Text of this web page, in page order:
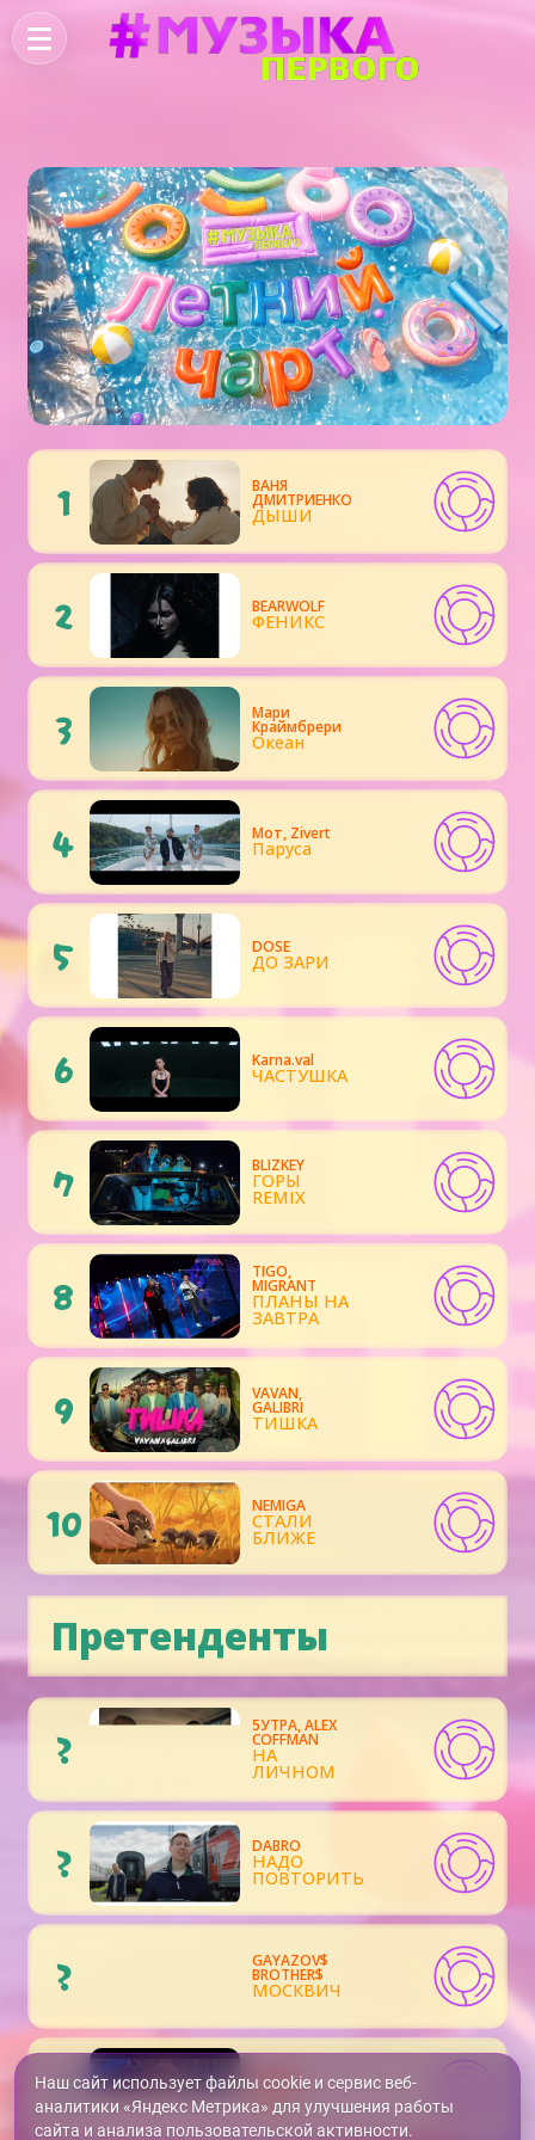
1 ВАНЯ
ДМИТРИЕНКО
ДЫШИ
2 BEARWOLF
ФЕНИКС
3 Мари
Краймбрери
Океан
4 Мот, Zivert
Паруса
5 DOSE
ДО ЗАРИ
6 Karna.val
ЧАСТУШКА
7 BLIZKEY
ГОРЫ
REMIX
8
TIGO,
MIGRANT
ПЛАНЫ НА
ЗАВТРА
9 VAVAN,
GALIBRI
ТИШКА
10 NEMIGA
СТАЛИ
БЛИЖЕ
Претенденты
?
5УТРА, ALEX
COFFMAN
НА
ЛИЧНОМ
? DABRO
НАДО
ПОВТОРИТЬ
? GAYAZOV$
BROTHER$
МОСКВИЧ
? LIZER &
MAYOT
Гори
Наш сайт использует файлы cookie и сервис веб-
аналитики «Яндекс Метрика» для улучшения работы
сайта и анализа пользовательской активности.